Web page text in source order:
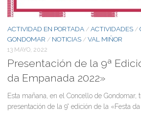
ACTIVIDAD EN PORTADA / ACTIVIDADES /
GONDOMAR / NOTICIAS / VAL MIÑOR
13 MAYO, 2022
Presentación de la 9ª
da Empanada 2022»
Esta mañana, en el Concello de Gondomar,
presentación de la 9° edición de la «Festa